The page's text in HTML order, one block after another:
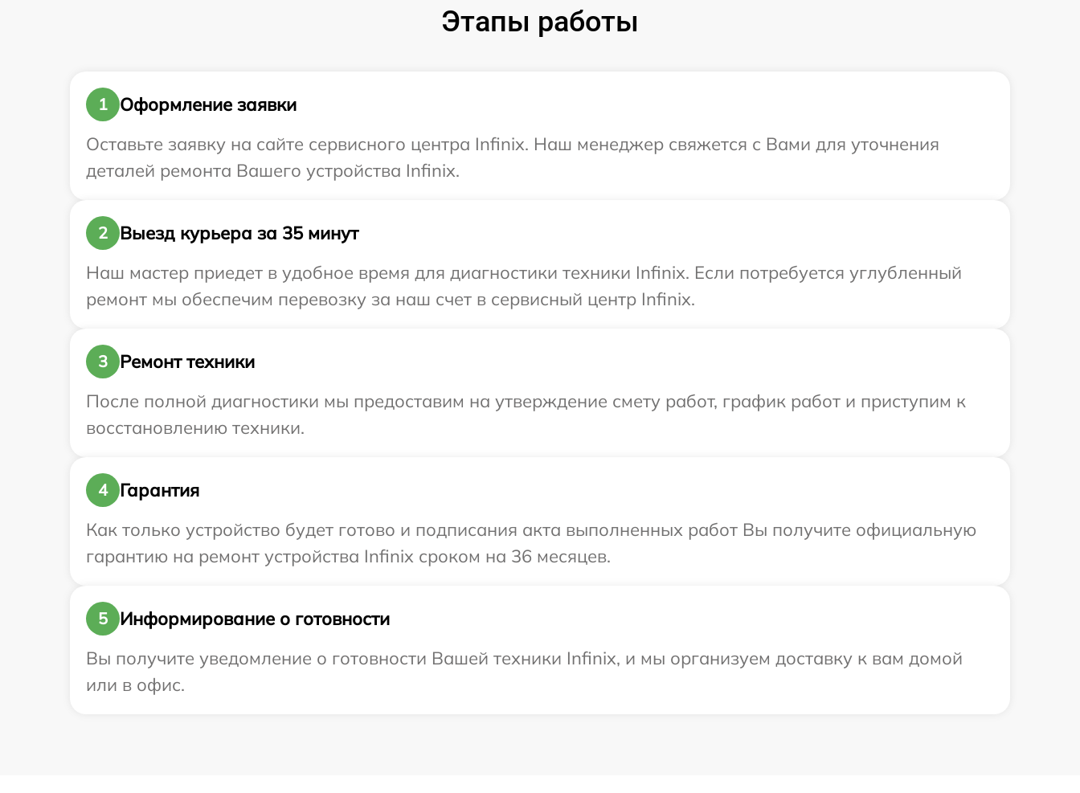
Этапы работы
1
Оформление заявки
Оставьте заявку на сайте сервисного центра Infinix. Наш менеджер свяжется с Вами для уточнения
деталей ремонта Вашего устройства Infinix.
2
Выезд курьера за 35 минут
Наш мастер приедет в удобное время для диагностики техники Infinix. Если потребуется углубленный
ремонт мы обеспечим перевозку за наш счет в сервисный центр Infinix.
3
Ремонт техники
После полной диагностики мы предоставим на утверждение смету работ, график работ и приступим к
восстановлению техники.
4
Гарантия
Как только устройство будет готово и подписания акта выполненных работ Вы получите официальную
гарантию на ремонт устройства Infinix сроком на 36 месяцев.
5
Информирование о готовности
Вы получите уведомление о готовности Вашей техники Infinix, и мы организуем доставку к вам домой
или в офис.